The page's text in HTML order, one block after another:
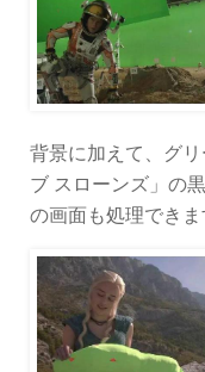
背景に加えて、グ
ブ スローンズ」の
の画面も処理できま